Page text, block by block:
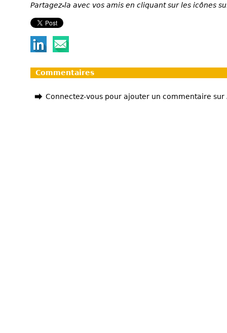
Partagez-la avec vos amis en cliquant sur les icônes
Commentaires
Connectez-vous pour ajouter un commentaire sur